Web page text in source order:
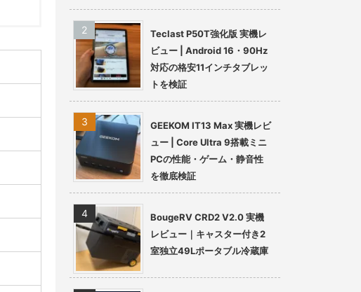
Teclast P50T強化版 実機レ
ビュー | Android 16・90Hz
対応の格安11インチタブレッ
トを検証
GEEKOM IT13 Max 実機レビ
ュー | Core Ultra 9搭載ミニ
PCの性能・ゲーム・静音性
を徹底検証
BougeRV CRD2 V2.0 実機
レビュー｜キャスター付き2
室独立49Lポータブル冷蔵庫